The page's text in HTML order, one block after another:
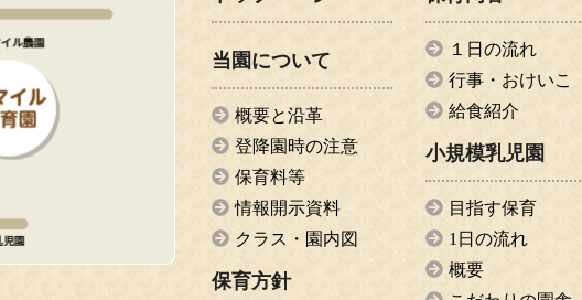
当園について
概要と沿革
登降園時の注意
保育料等
情報開示資料
クラス・園内図
保育方針
１日の流れ
行事・おけいこ
給食紹介
小規模乳児園
目指す保育
1日の流れ
概要